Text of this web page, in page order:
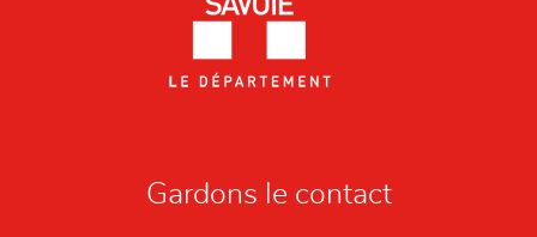
Gardons le contact